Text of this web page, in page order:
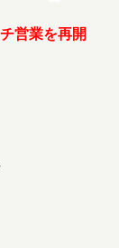
営業を再開